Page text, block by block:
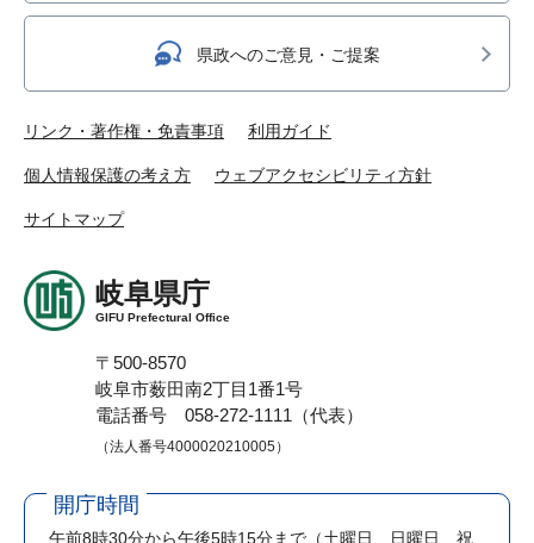
県政へのご意見・ご提案
リンク・著作権・免責事項 利用ガイド
個人情報保護の考え方 ウェブアクセシビリティ方針
サイトマップ
岐阜県庁
GIFU Prefectural Office
〒500-8570
岐阜市薮田南2丁目1番1号
電話番号 058-272-1111（代表）
（法人番号4000020210005）
開庁時間
午前8時30分から午後5時15分まで （土曜日、日曜日、祝